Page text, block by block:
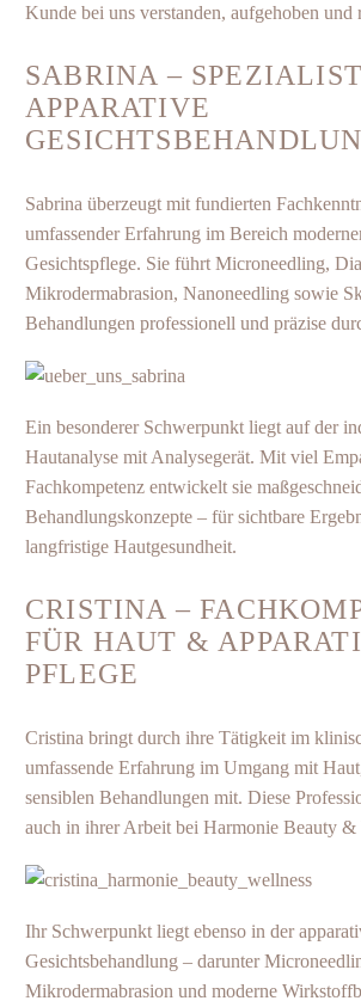
Kunde bei uns verstanden, aufgehoben
SABRINA –
APPARATIVE
Sabrina überzeugt mit fundierten
umfassender Erfahrung im Bereich
Gesichtspflege. Sie führt Microneedling,
Mikrodermabrasion, Nanoneedling sowie
Behandlungen professionell und präzise
Ein besonderer Schwerpunkt liegt auf der
Hautanalyse mit Analysegerät. Mit viel
Fachkompetenz entwickelt sie
Behandlungskonzepte – für sichtbare
langfristige Hautgesundheit.
CRISTINA –
FÜR HAUT &
PFLEGE
Cristina bringt durch ihre Tätigkeit im
umfassende Erfahrung im Umgang mit
sensiblen Behandlungen mit. Diese
auch in ihrer Arbeit bei Harmonie Beauty &
Ihr Schwerpunkt liegt ebenso in der
Gesichtsbehandlung – darunter
Mikrodermabrasion und moderne